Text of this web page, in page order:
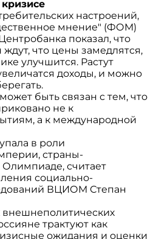
настроений,
мнение" (ФОМ)
показал, что
что цены замедлятся,
улучшится. Растут
доходы, и можно
быть связан с тем, что
не к
а к международной
в роли
страны-
считает
социально-
ВЦИОМ Степан
трактуют как
ожидания и оценки